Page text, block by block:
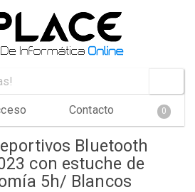
Contacto 0
Bluetooth
con estuche de
5h/ Blancos